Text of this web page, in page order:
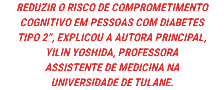
REDUZIR O RISCO DE COMPROMETIMENTO
COGNITIVO EM PESSOAS COM DIABETES
TIPO 2”, EXPLICOU A AUTORA PRINCIPAL,
YILIN YOSHIDA, PROFESSORA
ASSISTENTE DE MEDICINA NA
UNIVERSIDADE DE TULANE.